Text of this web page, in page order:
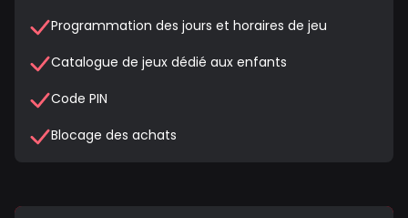
Programmation des jours et horaires de jeu
Catalogue de jeux dédié aux enfants
Code PIN
Blocage des achats